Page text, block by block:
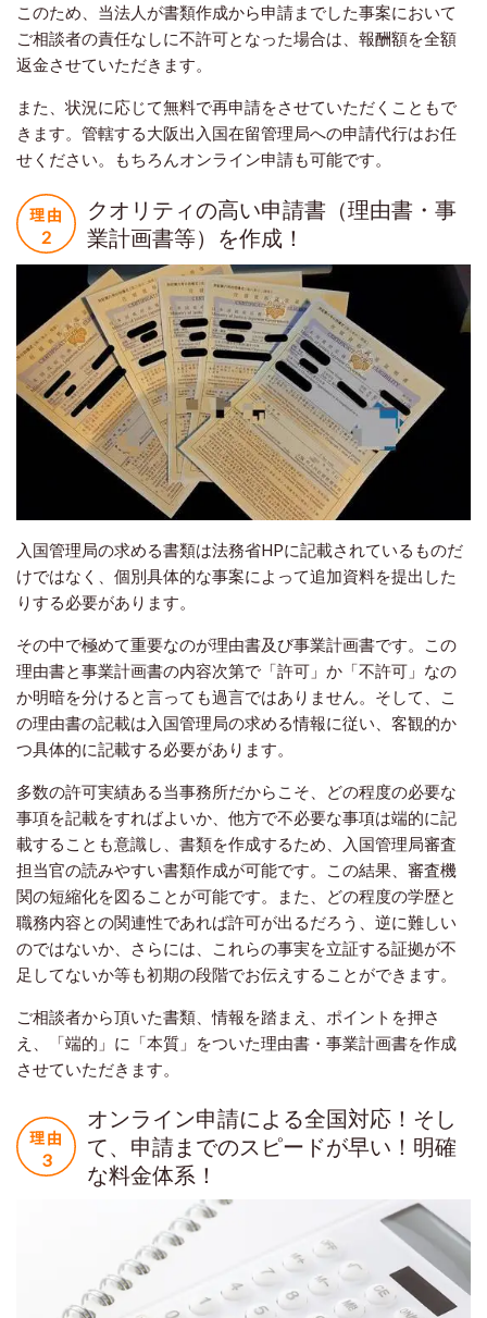
このため、当法人が書類作成から申請までした事案において
ご相談者の責任なしに不許可となった場合は、報酬額を全額
返金させていただきます。
また、状況に応じて無料で再申請をさせていただくこともで
きます。管轄する大阪出入国在留管理局への申請代行はお任
せください。もちろんオンライン申請も可能です。
クオリティの高い申請書（理由書・事
業計画書等）を作成！
入国管理局の求める書類は法務省HPに記載されているものだ
けではなく、個別具体的な事案によって追加資料を提出した
りする必要があります。
その中で極めて重要なのが理由書及び事業計画書です。この
理由書と事業計画書の内容次第で「許可」か「不許可」なの
か明暗を分けると言っても過言ではありません。そして、こ
の理由書の記載は入国管理局の求める情報に従い、客観的か
つ具体的に記載する必要があります。
多数の許可実績ある当事務所だからこそ、どの程度の必要な
事項を記載をすればよいか、他方で不必要な事項は端的に記
載することも意識し、書類を作成するため、入国管理局審査
担当官の読みやすい書類作成が可能です。この結果、審査機
関の短縮化を図ることが可能です。また、どの程度の学歴と
職務内容との関連性であれば許可が出るだろう、逆に難しい
のではないか、さらには、これらの事実を立証する証拠が不
足してないか等も初期の段階でお伝えすることができます。
ご相談者から頂いた書類、情報を踏まえ、ポイントを押さ
え、「端的」に「本質」をついた理由書・事業計画書を作成
させていただきます。
オンライン申請による全国対応！そし
て、申請までのスピードが早い！明確
な料金体系！